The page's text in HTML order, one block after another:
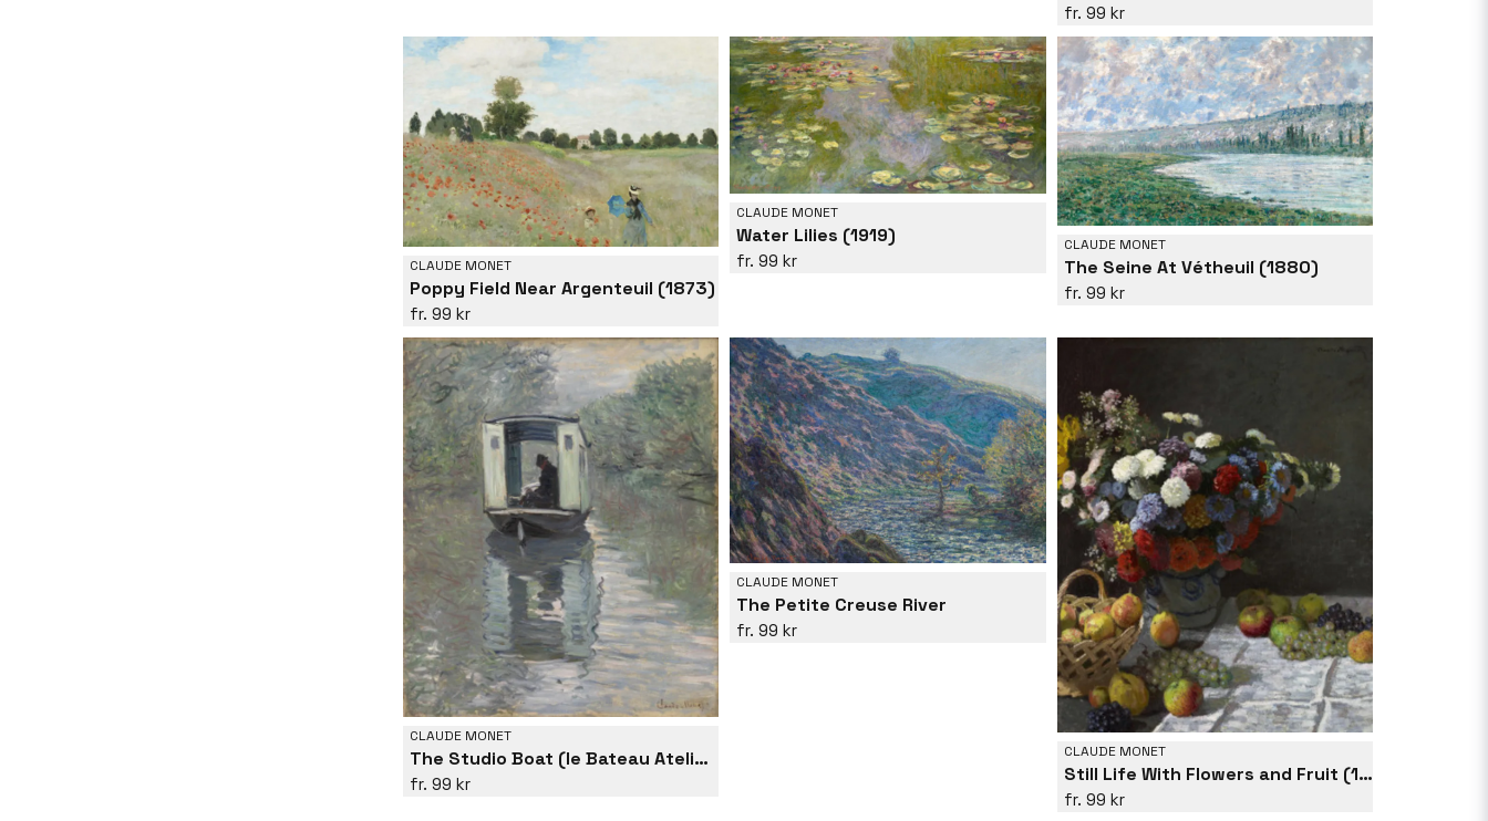
99 kr
CLAUDE MONET
Poppy Field Near Argenteuil (1873)
99 kr
CLAUDE MONET
Water Lilies (1919)
99 kr
CLAUDE MONET
The Seine At Vétheuil (1880)
99 kr
CLAUDE MONET
The Studio Boat (le Bateau Atelier)
99 kr
CLAUDE MONET
The Petite Creuse River
99 kr
CLAUDE MONET
Still Life With Flowers and Fruit (1869) By Claude Monet
99 kr